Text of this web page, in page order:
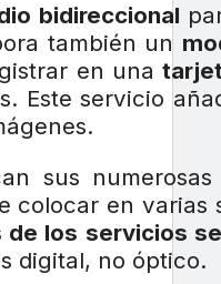
bidireccional
también un
en una
Este servicio
sus
colocar en
de los servicios
digital, no óptico.